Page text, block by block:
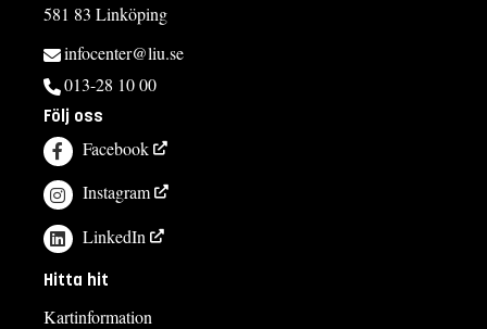
581 83 Linköping
infocenter@liu.se
013-28 10 00
Följ oss
Facebook
Instagram
LinkedIn
Hitta hit
Kartinformation